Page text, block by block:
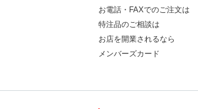
お電話・FAXでのご注文は
特注品のご相談は
お店を開業されるなら
メンバーズカード